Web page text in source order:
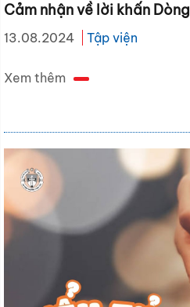
Cảm nhận về lời khấn Dòng
13.08.2024 Tập viện
Xem thêm